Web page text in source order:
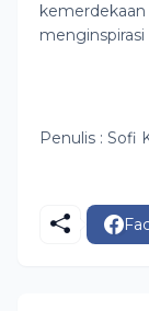
Penulis : Sofi